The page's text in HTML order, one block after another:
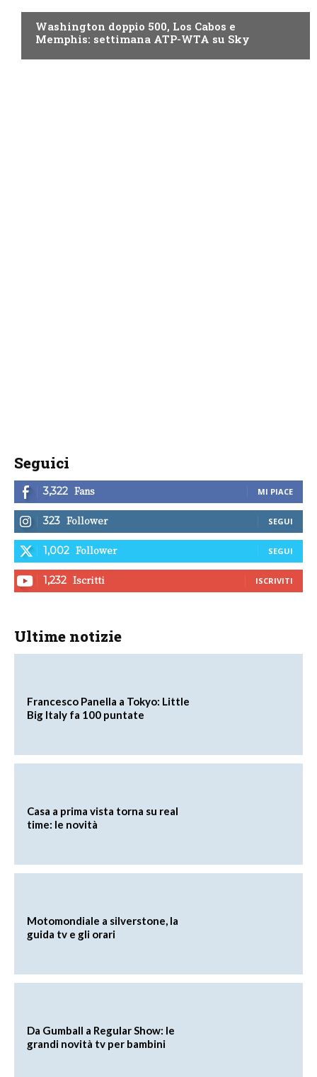
Washington doppio 500, Los Cabos e
Memphis: settimana ATP-WTA su Sky
Seguici
3,322 Fans MI PIACE
323 Follower SEGUI
1,002 Follower SEGUI
1,232 Iscritti ISCRIVITI
Ultime notizie
Francesco Panella a Tokyo: Little
Big Italy fa 100 puntate
Casa a prima vista torna su real
time: le novità
Motomondiale a silverstone, la
guida tv e gli orari
Da Gumball a Regular Show: le
grandi novità tv per bambini